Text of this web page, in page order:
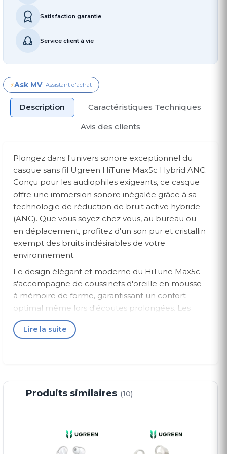
Satisfaction garantie
Service client à vie
⚡Ask MV- Assistant d'achat
Description
Caractéristiques Techniques
Avis des clients
Plongez dans l'univers sonore exceptionnel du
casque sans fil Ugreen HiTune Max5c Hybrid ANC.
Conçu pour les audiophiles exigeants, ce casque
offre une immersion sonore inégalée grâce à sa
technologie de réduction de bruit active hybride
(ANC). Que vous soyez chez vous, au bureau ou
en déplacement, profitez d'un son pur et cristallin
exempt des bruits indésirables de votre
environnement.
Le design élégant et moderne du HiTune Max5c
s'accompagne de coussinets d'oreille en mousse
à mémoire de forme, garantissant un confort
optimal même lors d'écoutes prolongées. Les
matériaux de haute qualité utilisés non seulement
assurent une durabilité exceptionnelle, mais
préférée sans interruption sur de longues
offrant une portée étendue et une compatibilité
avec la plupart des appareils modernes.
Lire la suite
Produits similaires (10)